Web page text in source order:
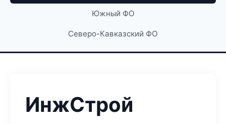
Южный ФО
Северо-Кавказский ФО
ИнжСтрой